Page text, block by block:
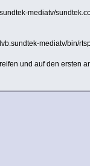
mediatv/
mediatv/bin/
und auf den ersten